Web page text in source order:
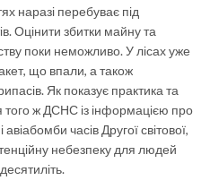
наразі перебуває під
Оцінити збитки майну та
поки неможливо. У лісах уже
що впали, а також
Як показує практика та
того ж ДСНС із інформацією про
часів Другої світової,
небезпеку для людей